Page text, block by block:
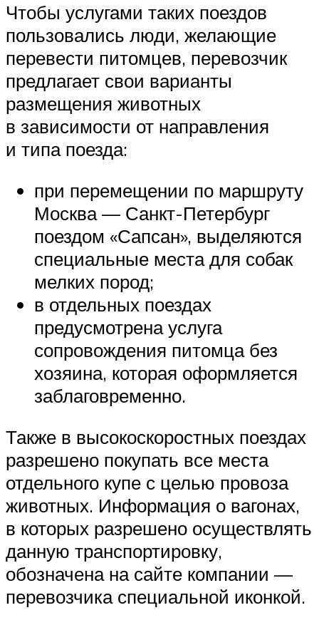
Чтобы услугами таких поездов
пользовались люди, желающие
перевести питомцев, перевозчик
предлагает свои варианты
размещения животных
в зависимости от направления
и типа поезда:
при перемещении по маршруту
Москва — Санкт-Петербург
поездом «Сапсан», выделяются
специальные места для собак
мелких пород;
в отдельных поездах
предусмотрена услуга
сопровождения питомца без
хозяина, которая оформляется
заблаговременно.
Также в высокоскоростных поездах
разрешено покупать все места
отдельного купе с целью провоза
животных. Информация о вагонах,
в которых разрешено осуществлять
данную транспортировку,
обозначена на сайте компании —
перевозчика специальной иконкой.